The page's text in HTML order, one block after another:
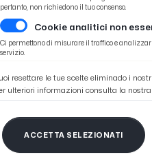
pertanto, non richiedono il tuo consenso.
Cookie analitici non
Ci permettono di misurare il traffico e
servizio.
resettare le tue scelte eliminado i
ulteriori informazioni consulta la nostra
ACCETTA SELEZIONATI